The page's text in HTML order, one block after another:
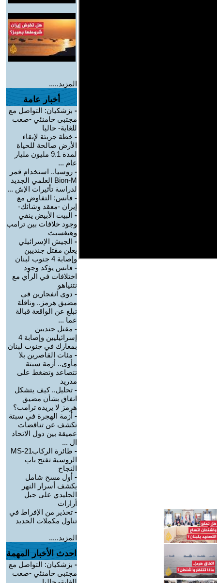
المزيد.....
أخبار عامة
- بزشكيان: التواصل مع
مجتبى خامنئي -صعب
للغاية- حاليا
- خطة جريئة لإبقاء
الأرض صالحة للحياة
لمدة 9.1 مليون مليار
عام ...
- روسيا.. استخدام قمر
Bion-M العلمي الجديد
لدراسة تأثيرات الإش ...
- فانس: التفاوض مع
إيران -معقد وشائك-
- البيت الأبيض ينفي
وجود خلافات بين ترامب
وهيغسيث
- الجيش الإسرائيلي
يعلن مقتل جنديين
وإصابة 4 جنوب لبنان
- فانس يؤكد وجود
اختلافات في الرأي مع
نتنياهو
- دوي انفجارين في
مضيق هرمز.. وناقلة
تبلغ عن الواقعة قبالة
عما ...
- مقتل جنديين
إسرائيليين وإصابة 4
بمعارك في جنوب لبنان
- مئات القاصرين بلا
مأوى.. أزمة سبتة
تتصاعد وتضغط على
مدريد
- تحليل.. كيف يتشكل
اتفاق بشأن مضيق
هرمز لا يريده ترامب؟
- أزمة الهجرة في سبتة
تكشف عن تناقضات
عميقة بين دول الاتحاد
ال ...
-
طائرة الركابMS-21
الروسية تفتح باب
النجاح
- أول مسح شامل
يكشف أسرار النهر
الجليدي على جبل
أرارات
- تحذير من الإفراط في
تناول مكملات الحديد
المزيد.....
احدث الأخبار المهمة
- بزشكيان: التواصل مع
مجتبى خامنئي -صعب